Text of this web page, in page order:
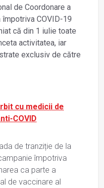
de Coordonare a
COVID-19
că din 1 iulie toate
activitatea, iar
exclusiv de către
cu medicii de
COVID
de tranziție de la
împotriva
ca parte a
de vaccinare al